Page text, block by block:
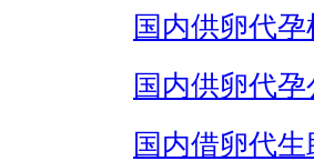
国内供卵代孕
国内供卵代孕
国内借卵代生